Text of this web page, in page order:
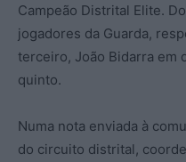
Campeão Distrital Elite.
jogadores da Guarda,
terceiro, João Bidarra em
quinto.
Numa nota enviada à
do circuito distrital,